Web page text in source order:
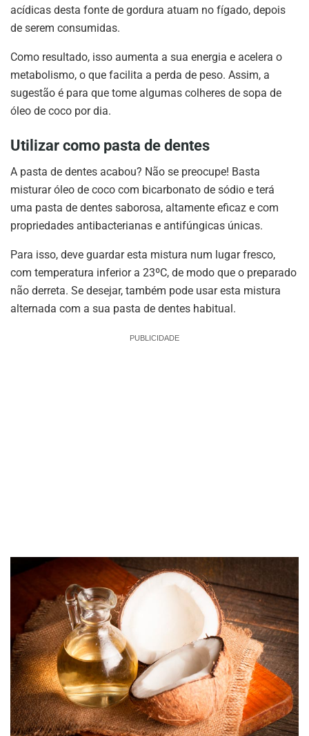
acídicas desta fonte de gordura atuam no fígado, depois
de serem consumidas.
Como resultado, isso aumenta a sua energia e acelera o
metabolismo, o que facilita a perda de peso. Assim, a
sugestão é para que tome algumas colheres de sopa de
óleo de coco por dia.
Utilizar como pasta de dentes
A pasta de dentes acabou? Não se preocupe! Basta
misturar óleo de coco com bicarbonato de sódio e terá
uma pasta de dentes saborosa, altamente eficaz e com
propriedades antibacterianas e antifúngicas únicas.
Para isso, deve guardar esta mistura num lugar fresco,
com temperatura inferior a 23ºC, de modo que o preparado
não derreta. Se desejar, também pode usar esta mistura
alternada com a sua pasta de dentes habitual.
PUBLICIDADE